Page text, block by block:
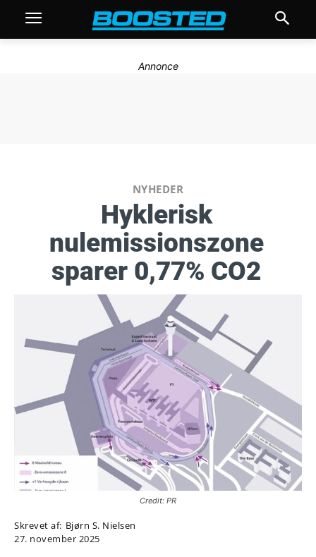
Annonce
NYHEDER
Hyklerisk
nulemissionszone
sparer 0,77% CO2
Credit: PR
Skrevet af: Bjørn S. Nielsen
27. november 2025